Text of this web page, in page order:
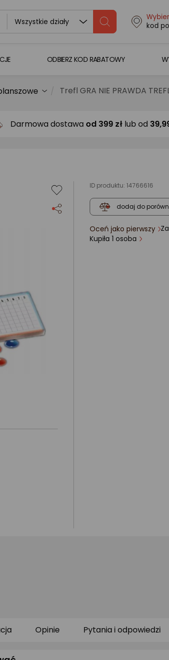
Wszystkie działy
kod
ODBIERZ KOD RABATOWY
Trefl GRA NIE PRAWDA
Darmowa dostawa od 399 zł lub od
ID produktu: 14766616
dodaj do
ocena
produktu
Oceń jako pierwszy
Kupiła 1 osoba
Opinie Pytania i odpowiedzi